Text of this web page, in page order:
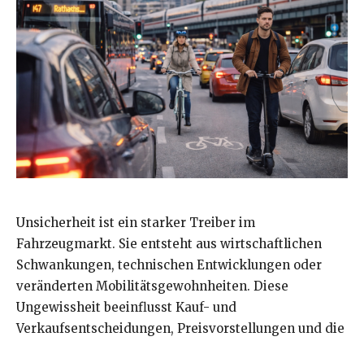
Unsicherheit ist ein starker Treiber im
Fahrzeugmarkt. Sie entsteht aus wirtschaftlichen
Schwankungen, technischen Entwicklungen oder
veränderten Mobilitätsgewohnheiten. Diese
Ungewissheit beeinflusst Kauf- und
Verkaufsentscheidungen, Preisvorstellungen und die